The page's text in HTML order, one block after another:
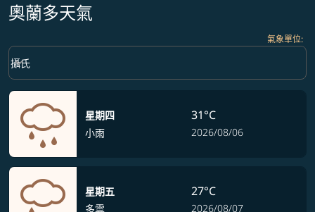
奧蘭多天氣
氣象單位:
Weather unit option 攝氏 Selected
攝氏
keyboard_arrow_down
星期四
小雨
31°C
2026/08/06
星期五
多雲
27°C
2026/08/07